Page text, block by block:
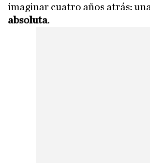
imaginar cuatro años atrás: una
absoluta.